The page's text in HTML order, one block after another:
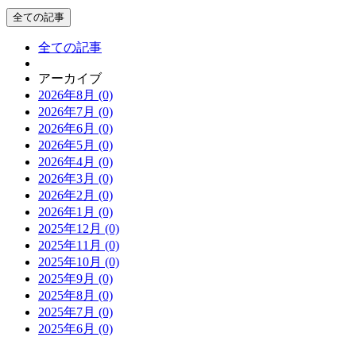
全ての記事
全ての記事
アーカイブ
2026年8月 (0)
2026年7月 (0)
2026年6月 (0)
2026年5月 (0)
2026年4月 (0)
2026年3月 (0)
2026年2月 (0)
2026年1月 (0)
2025年12月 (0)
2025年11月 (0)
2025年10月 (0)
2025年9月 (0)
2025年8月 (0)
2025年7月 (0)
2025年6月 (0)